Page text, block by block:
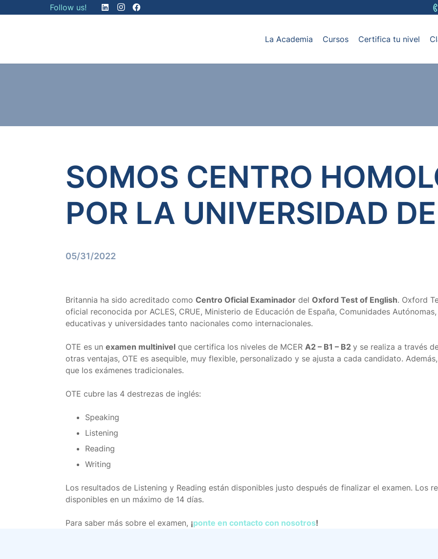
Follow us!
La Academia Cursos Certifica tu nivel
SOMOS CENTRO
POR LA UNIVERSIDAD
05/31/2022
Britannia ha sido acreditado comoCentro Oficial Examinador delOxford Test of English. Oxford
oficial reconocida por ACLES, CRUE, Ministerio de Educación de España, Comunidades
educativas y universidades tanto nacionales como internacionales.
OTE es unexamen multinivel que certifica los niveles de MCERA2 – B1 – B2y se realiza a través
otras ventajas, OTE es asequible, muy flexible, personalizado y se ajusta a cada candidato.
que los exámenes tradicionales.
OTE cubre las 4 destrezas de inglés:
Speaking
Listening
Reading
Writing
Los resultados de Listening y Reading están disponibles justo después de finalizar el examen. Los
disponibles en un máximo de 14 días.
Para saber más sobre el examen, ¡ponte en contacto con nosotros!